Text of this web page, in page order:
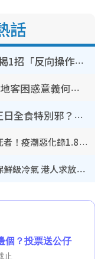
話
WhatsApp預設貼圖點刪？揭1招「反向操作」還原簡潔介面 附3步實測教學
香港山邊鐵閘邊門大開？內地客困惑意義何在！網民神回覆：呢種叫法理性防禦
鬼門開2026｜農曆七月撞正日全食特別邪？專家警告切忌做一事！揭4大禁忌+2招保平安
奪命寄生蟲｜食生菜狂瀉首現死者！疫潮惡化錄1.8萬宗病例 揭洗菜3大謬誤
內地客歎港人唔識老！揭港鐵保鮮級冷氣 港人求放過：咪投訴